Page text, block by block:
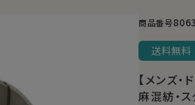
商品番号
送料無料
【メンズ・
麻混紡・